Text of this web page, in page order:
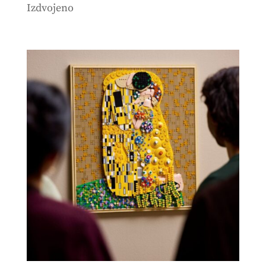
Izdvojeno